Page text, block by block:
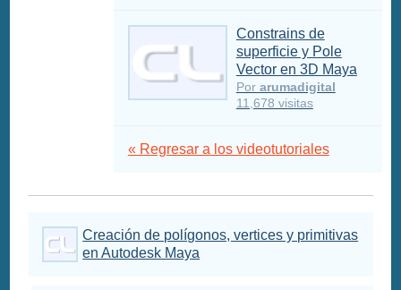
Constrains de
superficie y Pole
Vector en 3D Maya
Por arumadigital
11,678 visitas
« Regresar a los videotutoriales
Creación de polígonos, vertices y primitivas
en Autodesk Maya